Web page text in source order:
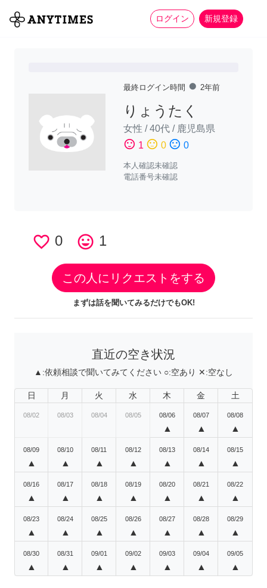
ログイン 新規登録
全て 家事 more_horiz
最終ログイン時間 fiber_manual_record 2年前
りょうたく
女性 /40代 / 鹿児島県
sentiment_satisfied 1 sentiment_neutral 0 sentiment_dissatisfied 0
本人確認未確認
電話番号未確認
favorite_border 0 tag_faces 1
この人にリクエストをする
まずは話を聞いてみるだけでもOK!
直近の空き状況
▲:依頼相談で聞いてみてください ○:空あり ✕:空なし
日 月 火 水 木 金 土
08/02 08/03 08/04 08/05 08/06
▲
08/07
▲
08/08
▲
08/09
▲
08/10
▲
08/11
▲
08/12
▲
08/13
▲
08/14
▲
08/15
▲
08/16
▲
08/17
▲
08/18
▲
08/19
▲
08/20
▲
08/21
▲
08/22
▲
08/23
▲
08/24
▲
08/25
▲
08/26
▲
08/27
▲
08/28
▲
08/29
▲
08/30
▲
08/31
▲
09/01
▲
09/02
▲
09/03
▲
09/04
▲
09/05
▲